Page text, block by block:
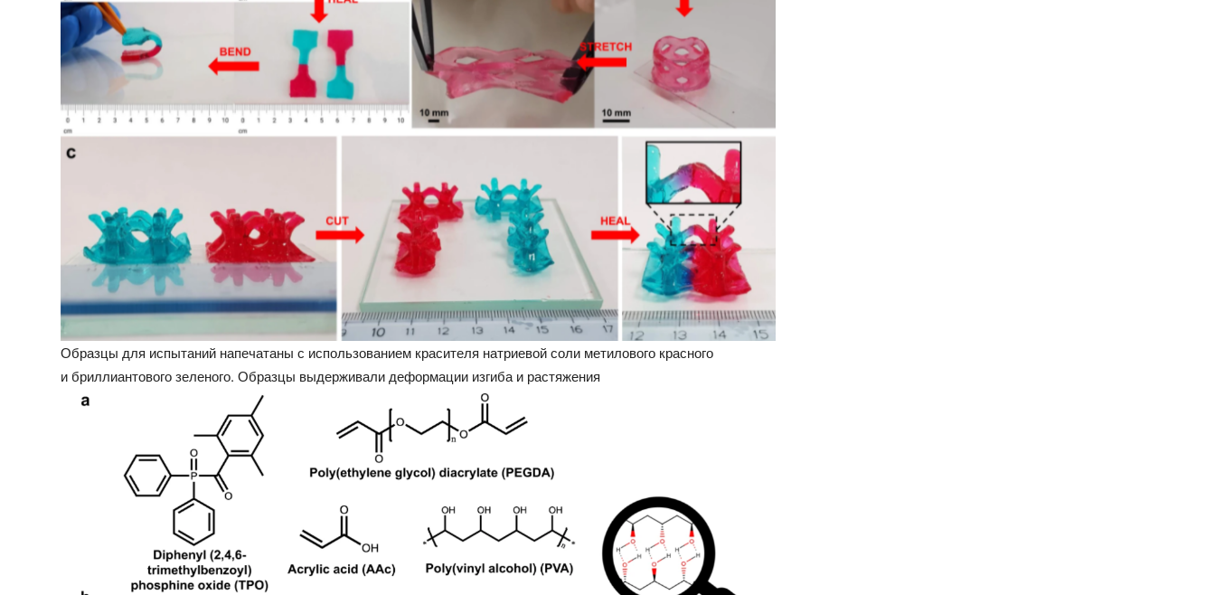
Образцы для испытаний напечатаны с использованием красителя натриевой соли метилового красного
и бриллиантового зеленого. Образцы выдерживали деформации изгиба и растяжения